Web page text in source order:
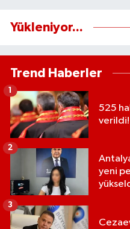
Yükleniyor...
Trend Haberler
525
verildi!
1
yeni
2
3